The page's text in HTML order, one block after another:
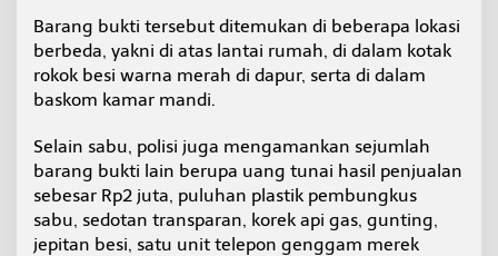
a
Barang bukti tersebut ditemukan di beberapa lokasi
berbeda, yakni di atas lantai rumah, di dalam kotak
rokok besi warna merah di dapur, serta di dalam
baskom kamar mandi.
Selain sabu, polisi juga mengamankan sejumlah
barang bukti lain berupa uang tunai hasil penjualan
sebesar Rp2 juta, puluhan plastik pembungkus
sabu, sedotan transparan, korek api gas, gunting,
jepitan besi, satu unit telepon genggam merek